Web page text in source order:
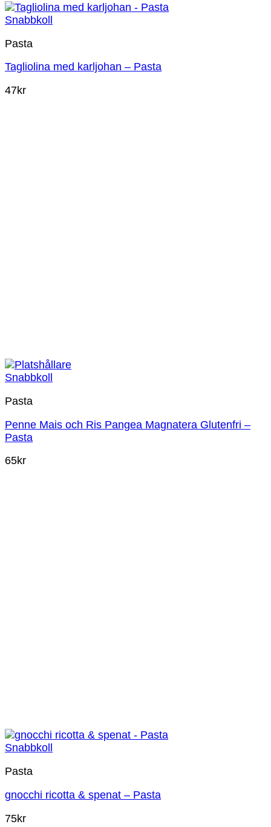
Snabbkoll
Pasta
Tagliolina med karljohan – Pasta
47kr
Snabbkoll
Pasta
Penne Mais och Ris Pangea Magnatera Glutenfri –
Pasta
65kr
Snabbkoll
Pasta
gnocchi ricotta & spenat – Pasta
75kr